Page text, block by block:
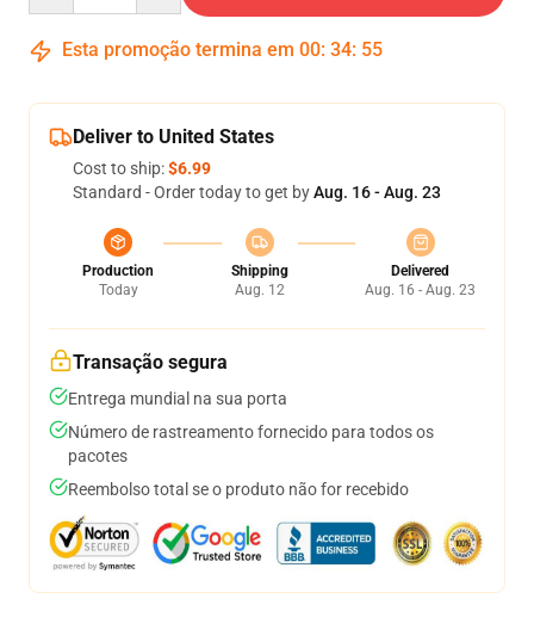
Esta promoção termina em 00: 34: 54
Deliver to United States
Cost to ship:$6.99
Standard - Order today to get byAug. 16 - Aug. 23
Production
Today
Shipping
Aug. 12
Delivered
Aug. 16 - Aug. 23
Transação segura
Entrega mundial na sua porta
Número de rastreamento fornecido para todos os
pacotes
Reembolso total se o produto não for recebido